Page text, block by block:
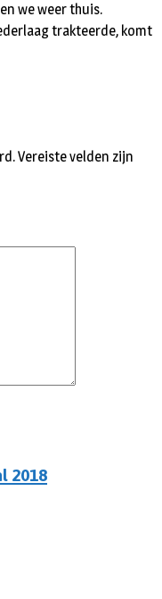
we weer thuis.
trakteerde, komt
2018
Vereiste velden zijn